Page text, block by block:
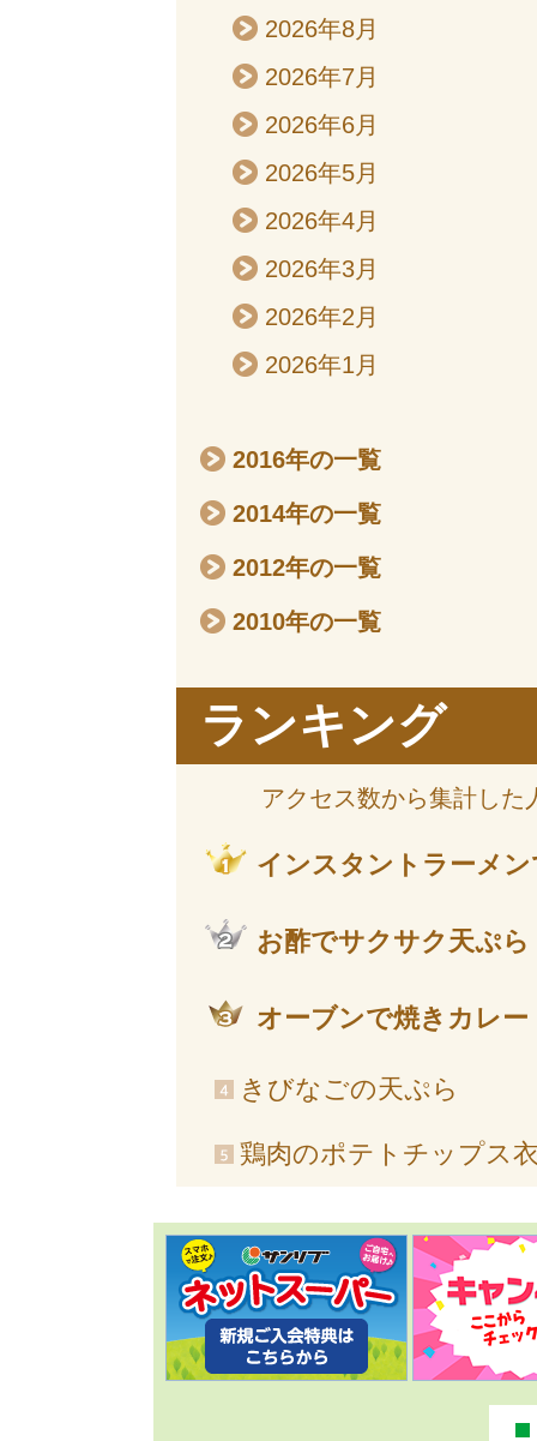
2026年8月
2026年7月
2026年6月
2026年5月
2026年4月
2026年3月
2026年2月
2026年1月
2016年の一覧
2014年の一覧
2012年の一覧
2010年の一覧
ランキング
アクセス数から集計した
インスタントラーメ
お酢でサクサク天ぷら
オーブンで焼きカレー
きびなごの天ぷら
鶏肉のポテトチップス